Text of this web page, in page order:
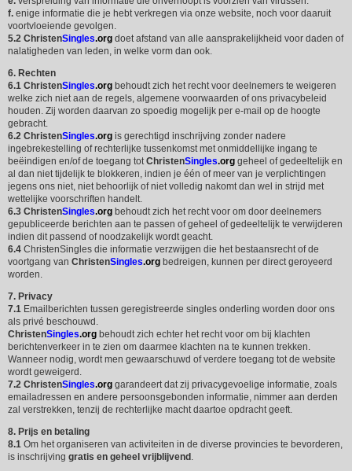
f. enige informatie die je hebt verkregen via onze website, noch voor daaruit
voortvloeiende gevolgen.
5.2 ChristenSingles.org doet afstand van alle aansprakelijkheid voor daden of
nalatigheden van leden, in welke vorm dan ook.
6. Rechten
6.1 ChristenSingles.org behoudt zich het recht voor deelnemers te weigeren
welke zich niet aan de regels, algemene voorwaarden of ons privacybeleid
houden. Zij worden daarvan zo spoedig mogelijk per e-mail op de hoogte
gebracht.
6.2 ChristenSingles.org is gerechtigd inschrijving zonder nadere
ingebrekestelling of rechterlijke tussenkomst met onmiddellijke ingang te
beëindigen en/of de toegang totChristenSingles.org geheel of gedeeltelijk en
al dan niet tijdelijk te blokkeren, indien je één of meer van je verplichtingen
jegens ons niet, niet behoorlijk of niet volledig nakomt dan wel in strijd met
wettelijke voorschriften handelt.
6.3 ChristenSingles.org behoudt zich het recht voor om door deelnemers
gepubliceerde berichten aan te passen of geheel of gedeeltelijk te verwijderen
indien dit passend of noodzakelijk wordt geacht.
6.4 ChristenSingles die informatie verzwijgen die het bestaansrecht of de
voortgang van ChristenSingles.org bedreigen, kunnen per direct geroyeerd
worden.
7. Privacy
7.1 Emailberichten tussen geregistreerde singles onderling worden door ons
als privé beschouwd.
ChristenSingles.org behoudt zich echter het recht voor om bij klachten
berichtenverkeer in te zien om daarmee klachten na te kunnen trekken.
Wanneer nodig, wordt men gewaarschuwd of verdere toegang tot de website
wordt geweigerd.
7.2 ChristenSingles.org garandeert dat zij privacygevoelige informatie, zoals
emailadressen en andere persoonsgebonden informatie, nimmer aan derden
zal verstrekken, tenzij de rechterlijke macht daartoe opdracht geeft.
8. Prijs en betaling
8.1 Om het organiseren van activiteiten in de diverse provincies te bevorderen,
is inschrijving gratis en geheel vrijblijvend .